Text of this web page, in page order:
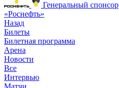
Генеральный спонсор
«Роснефть»
Назад
Билеты
Билетная программа
Арена
Новости
Все
Интервью